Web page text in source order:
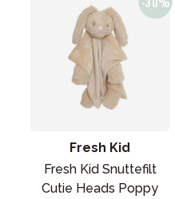
Fresh Kid
Fresh Kid Snuttefilt
Cutie Heads Poppy